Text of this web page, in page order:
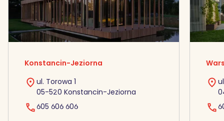
Konstancin-Jeziorna
ul. Torowa 1
05-520 Konstancin-Jeziorna
605 606 606